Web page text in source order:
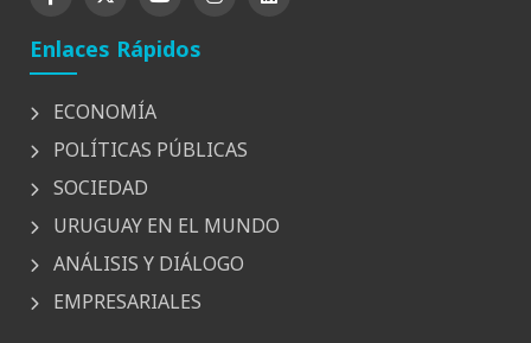
Enlaces Rápidos
ECONOMÍA
POLÍTICAS PÚBLICAS
SOCIEDAD
URUGUAY EN EL MUNDO
ANÁLISIS Y DIÁLOGO
EMPRESARIALES